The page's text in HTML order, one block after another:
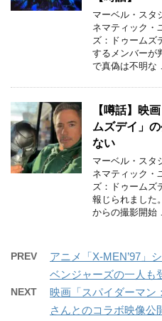
マーベル・スタ
ネマティック・
ズ：ドゥームズ
するメンバーが
で真偽は不明な
【噂話】映
ムズデイ」
ない
マーベル・スタ
ネマティック・
ズ：ドゥームズ
報じられました
からの撮影開始
PREV
アニメ「X-MEN’97」
ベンジャーズの一人も
NEXT
映画「スパイダーマン
さんとのコラボ映像公